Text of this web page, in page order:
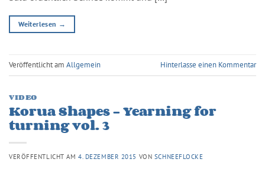
Weiterlesen →
Veröffentlicht am Allgemein Hinterlasse einen Kommentar
VIDEO
Korua Shapes – Yearning for
turning vol. 3
VERÖFFENTLICHT AM4. DEZEMBER 2015 VON SCHNEEFLOCKE